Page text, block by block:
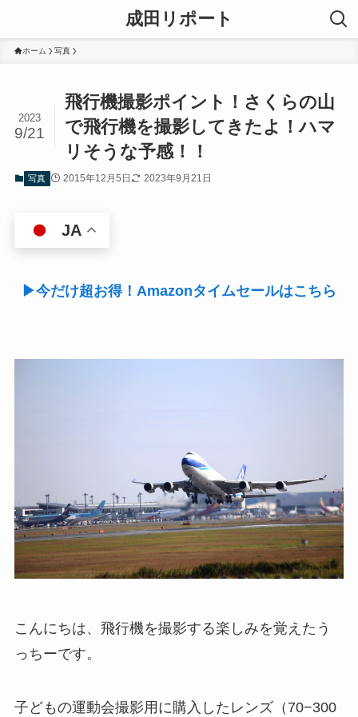
成田リポート
ホーム 写真
飛行機撮影ポイント！さくらの山
で飛行機を撮影してきたよ！ハマ
リそうな予感！！
2023
9/21
写真 2015年12月5日 2023年9月21日
JA
▶今だけ超お得！Amazonタイムセールはこちら
こんにちは、飛行機を撮影する楽しみを覚えたう
っちーです。
子どもの運動会撮影用に購入したレンズ（70−300